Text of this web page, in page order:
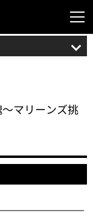
マリーンズ挑